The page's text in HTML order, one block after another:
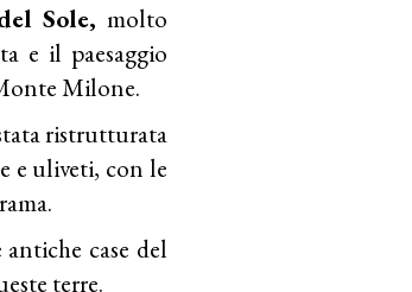
Sole, molto
e il paesaggio
Milone.
ristrutturata
e uliveti, con le
case del
terre.